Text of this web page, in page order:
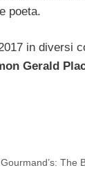
poeta.
in diversi
Gerald
The